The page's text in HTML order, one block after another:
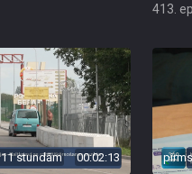
413.
stundām 00:02:13